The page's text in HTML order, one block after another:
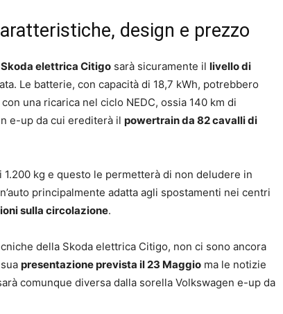
design e prezzo
Skoda elettrica Citigo sarà sicuramente il livello di
Le batterie, con capacità di 18,7 kWh, potrebbero
con una ricarica nel ciclo NEDC, ossia 140 km di
e-up da cui erediterà il powertrain da 82 cavalli di
kg e questo le permetterà di non deludere in
principalmente adatta agli spostamenti nei centri
sulla circolazione.
della Skoda elettrica Citigo, non ci sono ancora
presentazione prevista il 23 Maggio ma le notizie
comunque diversa dalla sorella Volkswagen e-up da